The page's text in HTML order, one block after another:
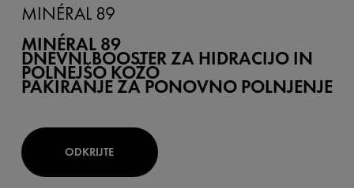
MINÉRAL 89
MINÉRAL 89
DNEVNI BOOSTER ZA HIDRACIJO IN
POLNEJŠO KOŽO
PAKIRANJE ZA PONOVNO POLNJENJE
ODKRIJTE